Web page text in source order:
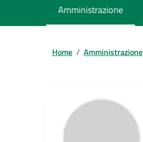
Amministrazione
Home / Amministrazione